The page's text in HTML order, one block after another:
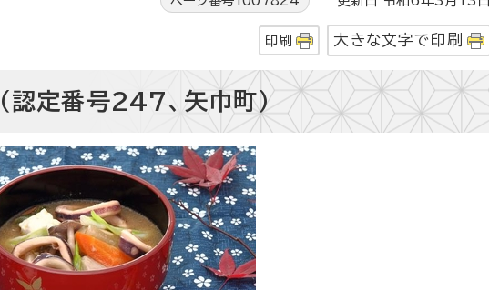
印刷 大きな文字で印刷
認定番号247、矢巾町）